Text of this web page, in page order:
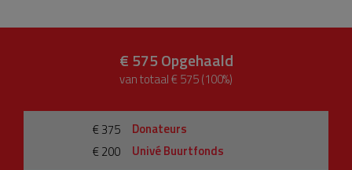
€ 575Opgehaald
van totaal € 575 (100%)
€ 375
Donateurs
€ 200
Univé Buurtfonds